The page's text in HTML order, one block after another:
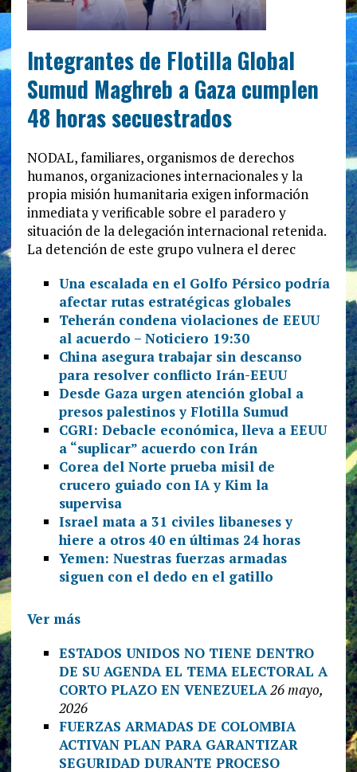
Integrantes de Flotilla Global
Sumud Maghreb a Gaza cumplen
48 horas secuestrados
NODAL, familiares, organismos de derechos
humanos, organizaciones internacionales y la
propia misión humanitaria exigen información
inmediata y verificable sobre el paradero y
situación de la delegación internacional retenida.
La detención de este grupo vulnera el derec
Una escalada en el Golfo Pérsico podría
afectar rutas estratégicas globales
Teherán condena violaciones de EEUU
al acuerdo – Noticiero 19:30
China asegura trabajar sin descanso
para resolver conflicto Irán-EEUU
Desde Gaza urgen atención global a
presos palestinos y Flotilla Sumud
CGRI: Debacle económica, lleva a EEUU
a “suplicar” acuerdo con Irán
Corea del Norte prueba misil de
crucero guiado con IA y Kim la
supervisa
Israel mata a 31 civiles libaneses y
hiere a otros 40 en últimas 24 horas
Yemen: Nuestras fuerzas armadas
siguen con el dedo en el gatillo
Ver más
ESTADOS UNIDOS NO TIENE DENTRO
DE SU AGENDA EL TEMA ELECTORAL A
CORTO PLAZO EN VENEZUELA26 mayo,
2026
FUERZAS ARMADAS DE COLOMBIA
ACTIVAN PLAN PARA GARANTIZAR
SEGURIDAD DURANTE PROCESO